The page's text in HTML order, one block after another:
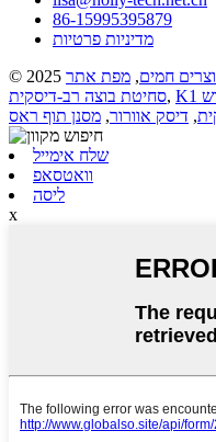
86-15995395879
מדיניות פרטיות
חמים, מפת אתר
סחיטת בוצה רב-דיסקית,
, דיסק אוורור, מסנן תוף ראס
שלח אימייל
וואטסאפ
ליסה
x